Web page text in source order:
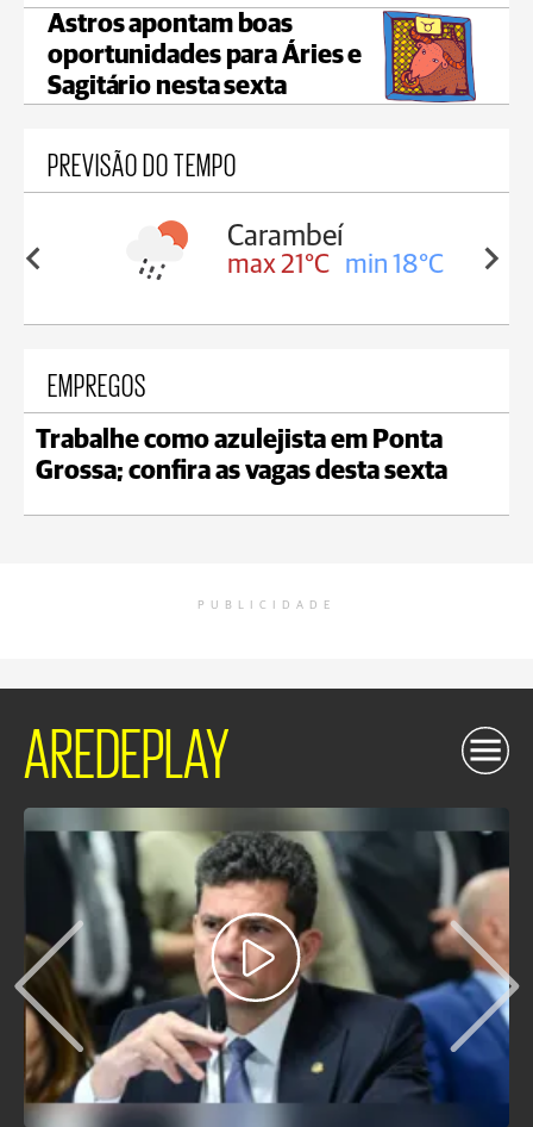
Astros apontam boas
oportunidades para Áries e
Sagitário nesta sexta
PREVISÃO DO TEMPO
18°C
Carambeí
max 21°C min 18°C
EMPREGOS
Trabalhe como azulejista em Ponta
Grossa; confira as vagas desta sexta
PUBLICIDADE
AREDEPLAY